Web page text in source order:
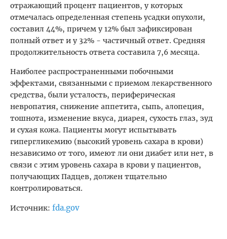
отражающий процент пациентов, у которых
отмечалась определенная степень усадки опухоли,
составил 44%, причем у 12% был зафиксирован
полный ответ и у 32% - частичный ответ. Средняя
продолжительность ответа составила 7,6 месяца.
Наиболее распространенными побочными
эффектами, связанными с приемом лекарственного
средства, были усталость, периферическая
невропатия, снижение аппетита, сыпь, алопеция,
тошнота, изменение вкуса, диарея, сухость глаз, зуд
и сухая кожа. Пациенты могут испытывать
гипергликемию (высокий уровень сахара в крови)
независимо от того, имеют ли они диабет или нет, в
связи с этим уровень сахара в крови у пациентов,
получающих Падцев, должен тщательно
контролироваться.
Источник: fda.gov